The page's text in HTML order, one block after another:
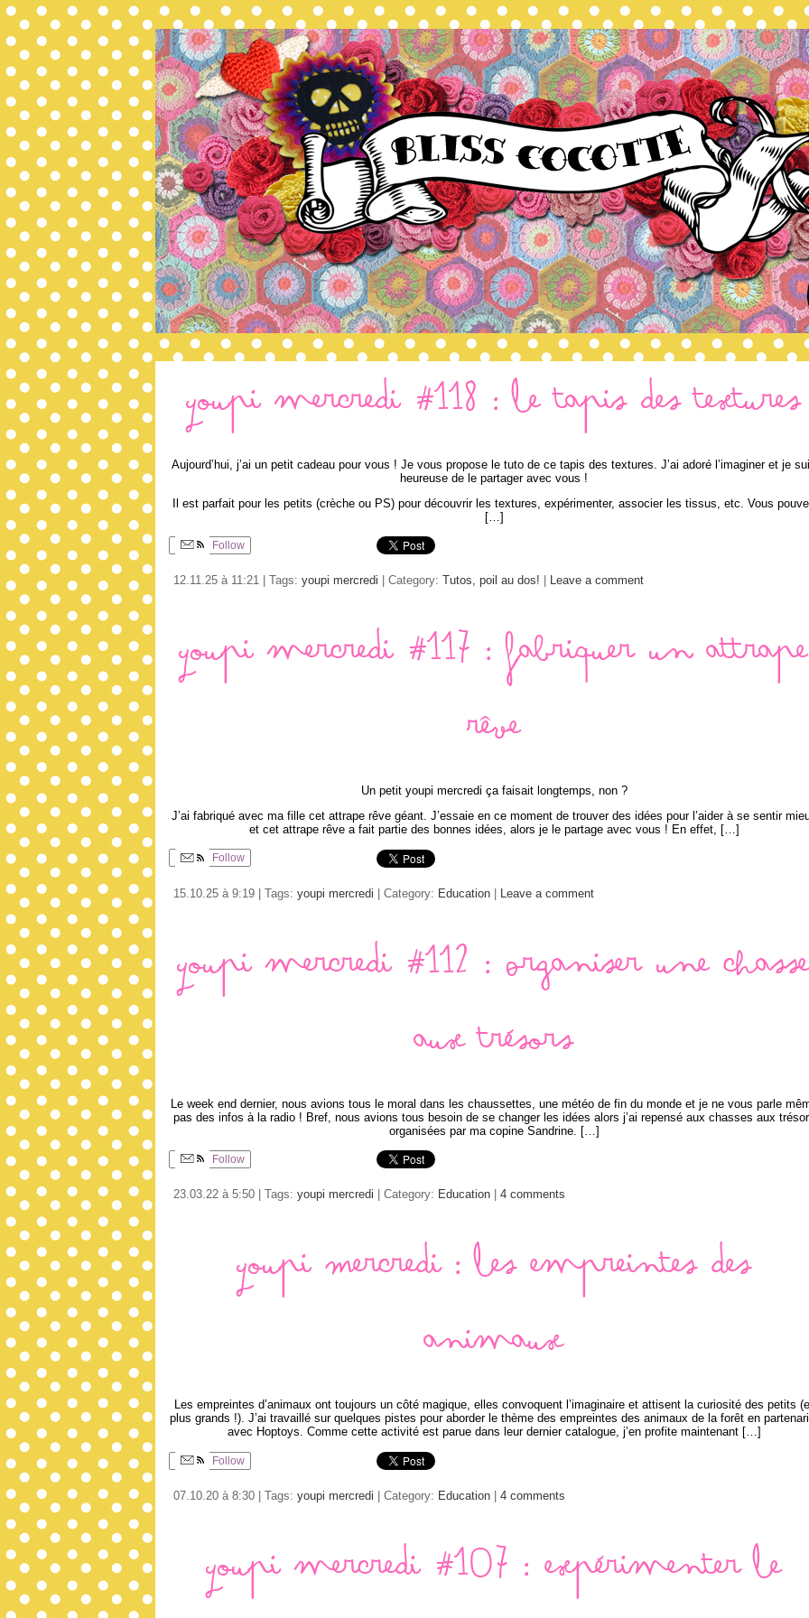
Youpi mercredi #118 : le tapis des textures
Aujourd’hui, j’ai un petit cadeau pour vous ! Je vous propose le tuto de ce tapis des textures. J’ai adoré l’imaginer et je
heureuse de le partager avec vous !
Il est parfait pour les petits (crèche ou PS) pour découvrir les textures, expérimenter, associer les tissus, etc. Vous
[…]
Follow
12.11.25 à 11:21 | Tags: youpi mercredi | Category: Tutos, poil au dos! Leave a comment
Youpi mercredi #117 : fabriquer un attrape
rêve
Un petit youpi mercredi ça faisait longtemps, non ?
J’ai fabriqué avec ma fille cet attrape rêve géant. J’essaie en ce moment de trouver des idées pour l’aider à se sentir
et cet attrape rêve a fait partie des bonnes idées, alors je le partage avec vous ! En effet, […]
Follow
15.10.25 à 9:19 | Tags: youpi mercredi | Category: Education Leave a comment
Youpi mercredi #112 : Organiser une chasse
aux trésors
Le week end dernier, nous avions tous le moral dans les chaussettes, une météo de fin du monde et je ne vous parle
pas des infos à la radio ! Bref, nous avions tous besoin de se changer les idées alors j’ai repensé aux chasses aux
organisées par ma copine Sandrine. […]
Follow
23.03.22 à 5:50 | Tags: youpi mercredi | Category: Education 4 comments
Youpi Mercredi : les empreintes des
animaux
Les empreintes d’animaux ont toujours un côté magique, elles convoquent l’imaginaire et attisent la curiosité des petits
plus grands !). J’ai travaillé sur quelques pistes pour aborder le thème des empreintes des animaux de la forêt en
avec Hoptoys. Comme cette activité est parue dans leur dernier catalogue, j’en profite maintenant […]
Follow
07.10.20 à 8:30 | Tags: youpi mercredi | Category: Education 4 comments
Youpi mercredi #107 : expérimenter le